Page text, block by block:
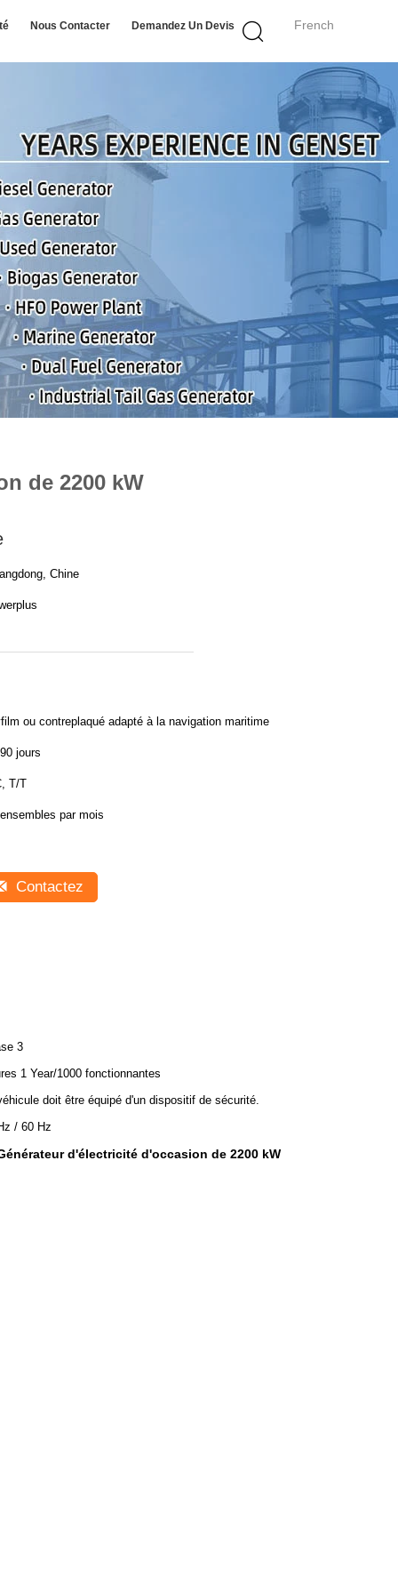
French
Nous Contacter Demandez Un Devis
de 2200 kW
Chine
ou contreplaqué adapté à la navigation maritime
jours
T/T
par mois
Contactez
3
1 Year/1000 fonctionnantes
doit être équipé d'un dispositif de sécurité.
/ 60 Hz
d'électricité d'occasion de 2200 kW